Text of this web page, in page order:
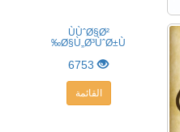
ÙÙˆØ§Ø²
Ø§Ù„Ø³ÙˆØ±Ù‰
6753
القائمة